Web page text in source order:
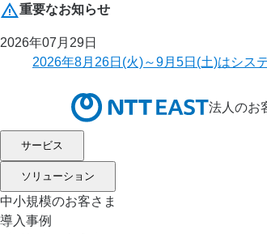
重要なお知らせ
2026年07月29日
2026年8月26日(火)～9月5日(土)はシス
法人のお
サービス
ソリューション
中小規模のお客さま
導入事例